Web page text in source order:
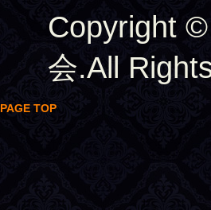
Copyright
会.All
PAGE TOP